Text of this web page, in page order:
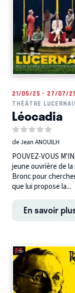
21/05/25 - 27/07/
THÉÂTRE
Léocadia
de Jean ANOUILH
POUVEZ-VOUS
jeune ouvrière de
Bronc pour
que lui propose la...
En savoir